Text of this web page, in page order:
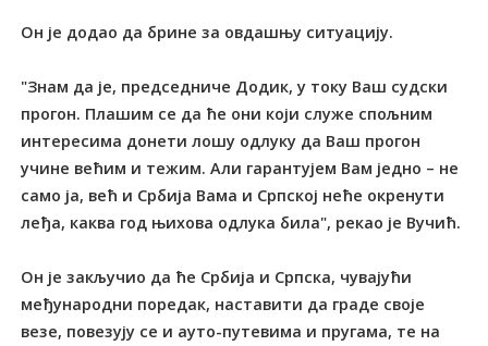
Он је додао да брине за овдашњу ситуацију.
"Знам да је, председниче Додик, у току Ваш судски
прогон. Плашим се да ће они који служе спољним
интересима донети лошу одлуку да Ваш прогон
учине већим и тежим. Али гарантујем Вам једно – не
само ја, већ и Србија Вама и Српској неће окренути
леђа, каква год њихова одлука била", рекао је Вучић.
Он је закључио да ће Србија и Српска, чувајући
међународни поредак, наставити да граде своје
везе, повезују се и ауто-путевима и пругама, те на